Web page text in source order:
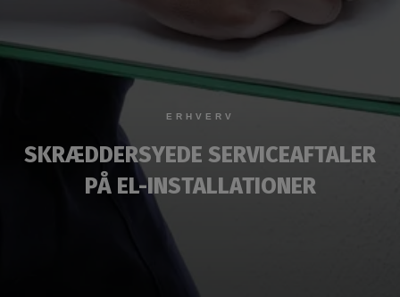
ERHVERV
SKRÆDDERSYEDE SERVICEAFTALER
PÅ EL-INSTALLATIONER